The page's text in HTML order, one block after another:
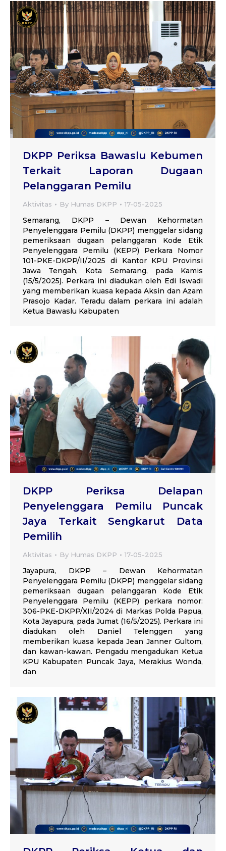
DKPP Periksa Bawaslu Kebumen
Terkait Laporan Dugaan
Pelanggaran Pemilu
Aktivitas By Humas DKPP 17-05-2025
Semarang, DKPP – Dewan Kehormatan
Penyelenggara Pemilu (DKPP) menggelar sidang
pemeriksaan dugaan pelanggaran Kode Etik
Penyelenggara Pemilu (KEPP) Perkara Nomor
101-PKE-DKPP/II/2025 di Kantor KPU Provinsi
Jawa Tengah, Kota Semarang, pada Kamis
(15/5/2025). Perkara ini diadukan oleh Edi Iswadi
yang memberikan kuasa kepada Aksin dan Azam
Prasojo Kadar. Teradu dalam perkara ini adalah
Ketua Bawaslu Kabupaten
DKPP Periksa Delapan
Penyelenggara Pemilu Puncak
Jaya Terkait Sengkarut Data
Pemilih
Aktivitas By Humas DKPP 17-05-2025
Jayapura, DKPP – Dewan Kehormatan
Penyelenggara Pemilu (DKPP) menggelar sidang
pemeriksaan dugaan pelanggaran Kode Etik
Penyelenggara Pemilu (KEPP) perkara nomor:
306-PKE-DKPP/XII/2024 di Markas Polda Papua,
Kota Jayapura, pada Jumat (16/5/2025). Perkara ini
diadukan oleh Daniel Telenggen yang
memberikan kuasa kepada Jean Janner Gultom,
dan kawan-kawan. Pengadu mengadukan Ketua
KPU Kabupaten Puncak Jaya, Merakius Wonda,
dan